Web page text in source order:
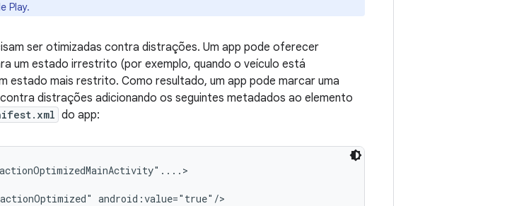
Play.
ser otimizadas contra distrações. Um app pode oferecer
um estado irrestrito (por exemplo, quando o veículo está
estado mais restrito. Como resultado, um app pode marcar uma
distrações adicionando os seguintes metadados ao elemento
do app:
android:value="true"/>